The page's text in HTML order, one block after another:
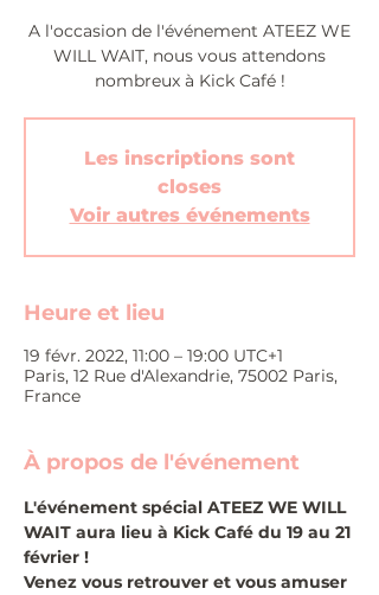
A l'occasion de l'événement ATEEZ WE
WILL WAIT, nous vous attendons
nombreux à Kick Café !
Les inscriptions sont
closes
Voir autres événements
Heure et lieu
19 févr. 2022, 11:00 – 19:00 UTC+1
Paris, 12 Rue d'Alexandrie, 75002 Paris,
France
À propos de l'événement
L'événement spécial ATEEZ WE WILL
WAIT aura lieu à Kick Café du 19 au 21
février !
Venez vous retrouver et vous amuser